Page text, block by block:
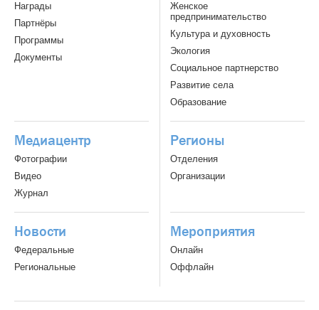
Награды
Партнёры
Программы
Документы
Женское
предпринимательство
Культура и духовность
Экология
Социальное партнерство
Развитие села
Образование
Медиацентр
Фотографии
Видео
Журнал
Регионы
Отделения
Организации
Новости
Федеральные
Региональные
Мероприятия
Онлайн
Оффлайн